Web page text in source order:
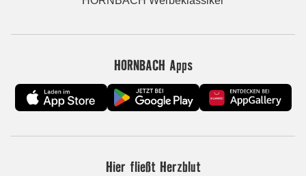
HORNBACH Apps
Hier fließt Herzblut